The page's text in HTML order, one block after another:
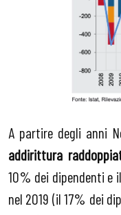
A partire degli anni
addirittura
10% dei dipendenti e
nel 2019 (il 17% dei